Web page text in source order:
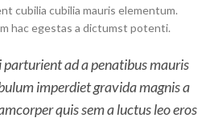
cubilia cubilia mauris elementum.
hac egestas a dictumst potenti.
parturient ad a penatibus mauris
imperdiet gravida magnis a
quis sem a luctus leo eros